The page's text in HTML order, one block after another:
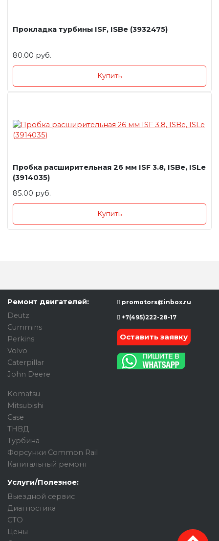
Прокладка турбины ISF, ISBe (3932475)
80.00 руб.
Купить
Пробка расширительная 26 мм ISF 3.8, ISBe, ISLe
(3914035)
85.00 руб.
Купить
Ремонт двигателей:
Deutz
Cummins
Perkins
Volvo
Caterpillar
John Deere
Komatsu
Mitsubishi
Case
ТНВД
Турбина
Форсунки Common Rail
Капитальный ремонт
Услуги/Полезное:
Выездной сервис
Диагностика
СТО
Цены
promotors@inbox.ru
+7(495)222-28-17
Оставить заявку